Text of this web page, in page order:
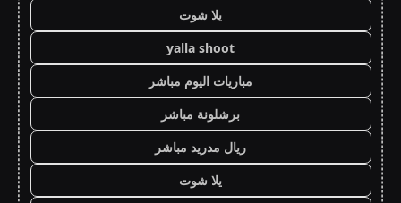
يلا شوت
yalla shoot
مباريات اليوم مباشر
برشلونة مباشر
ريال مدريد مباشر
يلا شوت